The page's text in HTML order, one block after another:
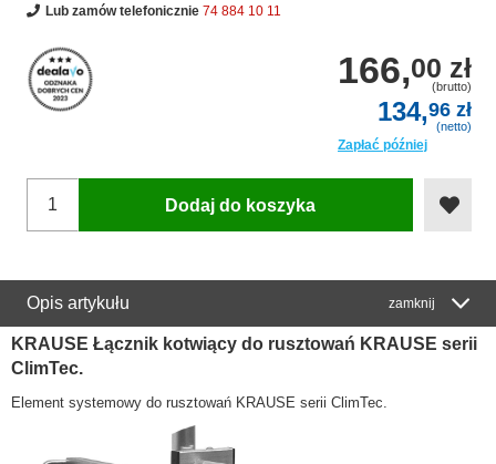
Lub zamów telefonicznie 74 884 10 11
166,00 zł
(brutto)
134,96 zł
(netto)
Zapłać później
Dodaj do koszyka
Opis artykułu zamknij
KRAUSE Łącznik kotwiący do rusztowań KRAUSE serii
ClimTec.
Element systemowy do rusztowań KRAUSE serii ClimTec.